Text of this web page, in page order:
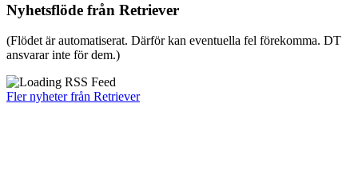
Nyhetsflöde från Retriever
(Flödet är automatiserat. Därför kan eventuella fel förekomma. DT
ansvarar inte för dem.)
Fler nyheter från Retriever